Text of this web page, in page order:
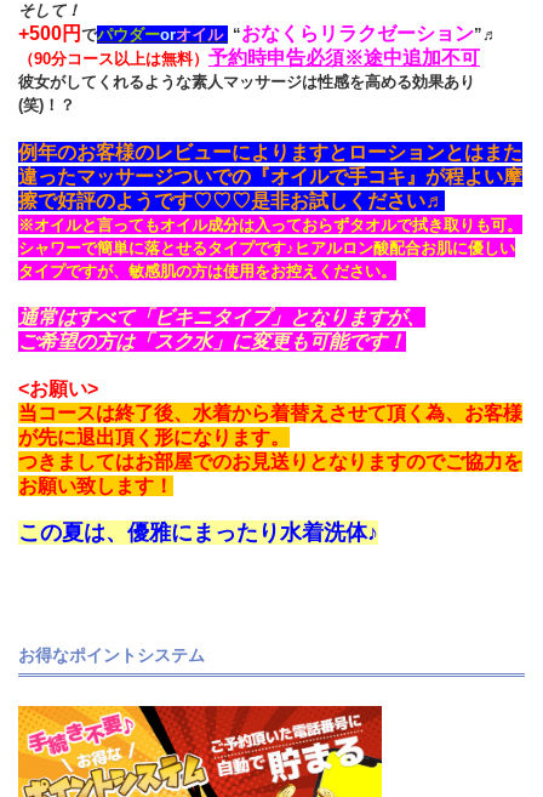
そして！
+500円 でパウダーorオイル “おなくらリラクゼーション”♬
（90分コース以上は無料） 予約時申告必須※途中追加不可
彼女がしてくれるような素人マッサージは性感を高める効果あり
(笑)！？
例年のお客様のレビューによりますとローションとはまた
違ったマッサージついでの『オイルで手コキ』が程よい摩
擦で好評のようです♡♡♡是非お試しください♬
※オイルと言ってもオイル成分は入っておらずタオルで拭き取りも可。
シャワーで簡単に落とせるタイプです♪ヒアルロン酸配合お肌に優しい
タイプですが、敏感肌の方は使用をお控えください。
通常はすべて「ビキニタイプ」となりますが、
ご希望の方は「スク水」に変更も可能です！
<お願い>
当コースは終了後、水着から着替えさせて頂く為、お客様
が先に退出頂く形になります。
つきましてはお部屋でのお見送りとなりますのでご協力を
お願い致します！
この夏は、優雅にまったり水着洗体♪
お得なポイントシステム